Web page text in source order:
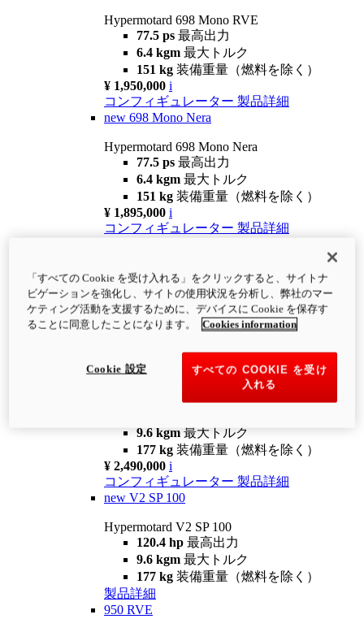
Hypermotard 698 Mono RVE
77.5 ps 最高出力
6.4 kgm 最大トルク
151 kg 装備重量（燃料を除く）
¥ 1,950,000 i
コンフィギュレーター 製品詳細
new 698 Mono Nera
Hypermotard 698 Mono Nera
77.5 ps 最高出力
6.4 kgm 最大トルク
151 kg 装備重量（燃料を除く）
¥ 1,895,000 i
コンフィギュレーター 製品詳細
Hypermotard V2
120.4 hp最高出力
9.6 kgm最大トルク
180 kg装備重量（燃料を除く）
コンフィギュレーター 製品詳細
newV2 SP
Hypermotard V2 SP
9.6 kgm 最大トルク
177 kg 装備重量（燃料を除く）
¥ 2,490,000 i
コンフィギュレーター 製品詳細
new V2 SP 100
Hypermotard V2 SP 100
120.4 hp 最高出力
9.6 kgm 最大トルク
177 kg 装備重量（燃料を除く）
製品詳細
950 RVE
「すべての Cookie を受け入れる」をクリックすると、サイトナ
ビゲーションを強化し、サイトの使用状況を分析し、弊社のマー
ケティング活動を支援するために、デバイスに Cookie を保存す
ることに同意したことになります。
Cookies information
すべての COOKIE を受け
入れる
Cookie 設定